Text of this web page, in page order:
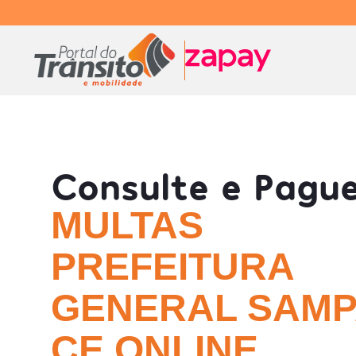
Consulte e
MULTAS
PREFEITURA
GENERAL